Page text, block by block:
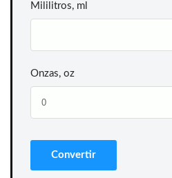
Mililitros, ml
Onzas, oz